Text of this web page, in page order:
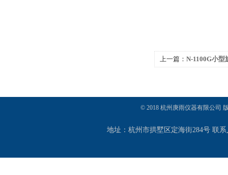
上一篇： N-1100G小
© 2018 杭州庚雨仪器有限公司
地址：杭州市拱墅区定海街284号 联